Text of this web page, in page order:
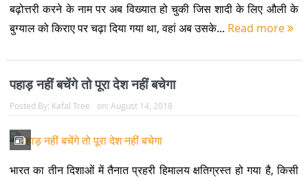
बढ़ोत्तरी करने के नाम पर अब विख्यात हो चुकी जिस शादी के लिए औली के
बुग्याल को किराए पर चढ़ा दिया गया था, वहां अब उसके... Read more
पहाड़ नहीं बचेंगे तो पूरा देश नहीं बचेगा
Posted By: Kafal Tree on: August 14, 2018
भारत का तीन दिशाओं में तैनात प्रहरी हिमालय क्षतिग्रस्त हो गया है, किसी